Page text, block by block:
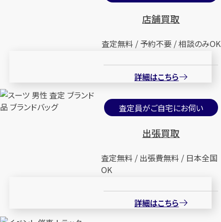
店舗買取
査定無料 / 予約不要 / 相談のみOK
詳細はこちら
査定員がご自宅にお伺い
出張買取
査定無料 / 出張費無料 / 日本全国
OK
詳細はこちら